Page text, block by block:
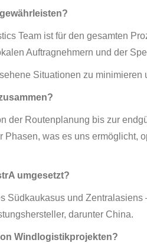
Team ist für den gesamten
Auftragnehmern und der
Situationen zu minimieren
der Routenplanung bis zur
was es uns ermöglicht,
umgesetzt?
und
darunter China.
Windlogistikprojekten?